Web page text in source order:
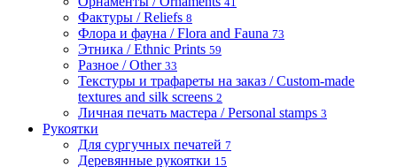
Фактуры / Reliefs 8
Флора и фауна / Flora and Fauna 73
Этника / Ethnic Prints 59
Разное / Other 33
Текстуры и трафареты на заказ / Custom-made
textures and silk screens 2
Личная печать мастера / Personal stamps 3
Рукоятки
Для сургучных печатей 7
Деревянные рукоятки 15